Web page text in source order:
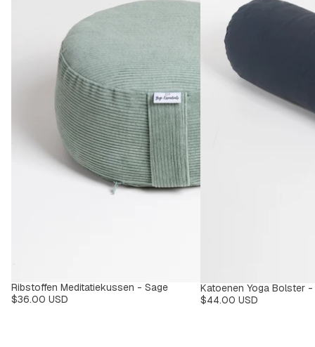
Ribstoffen Meditatiekussen - Sage
$36.00 USD
Katoenen Yoga Bolster -
$44.00 USD